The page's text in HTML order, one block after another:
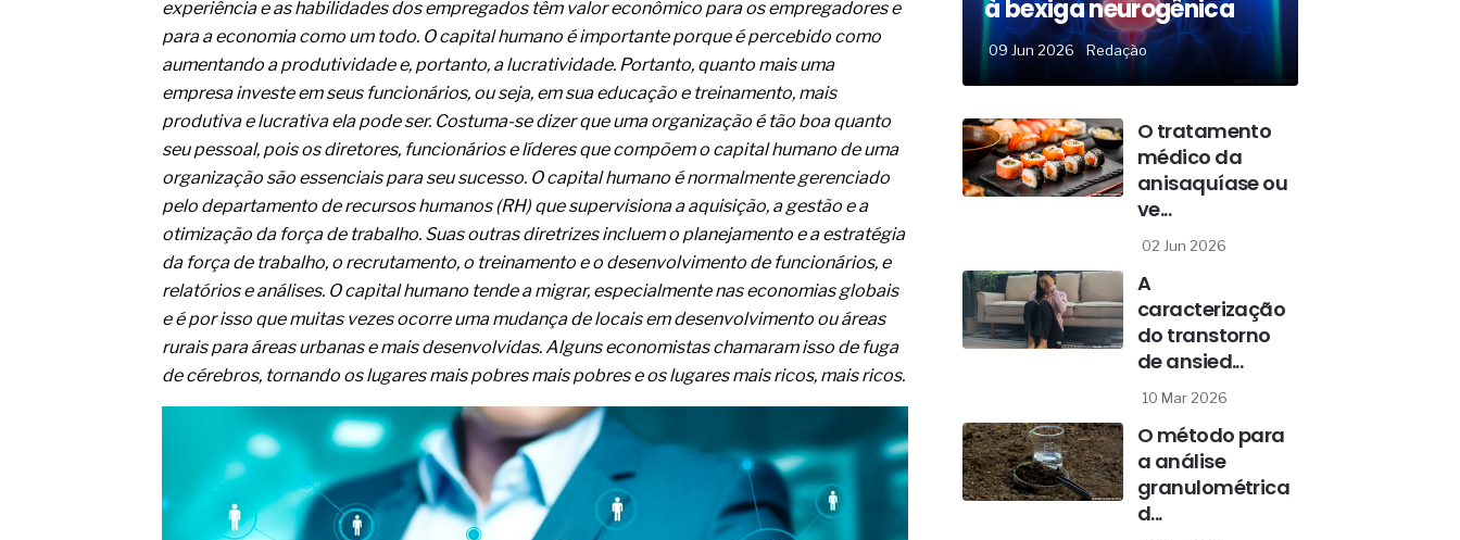
O desenvolvimento de indicadores nas atividades de
governança das organizações
O desenho industrial ganha espaço como estratégia
competitiva nas empresas
cimentícios com fibra de vidro
A próxima vantagem competitiva não está no modelo de IA
A IA elevou a régua do comprador B2B e a venda complexa
ficou ainda mais humana
experiência e as habilidades dos empregados têm valor econômico para os empregadores e
para a economia como um todo. O capital humano é importante porque é percebido como
aumentando a produtividade e, portanto, a lucratividade. Portanto, quanto mais uma
empresa investe em seus funcionários, ou seja, em sua educação e treinamento, mais
produtiva e lucrativa ela pode ser. Costuma-se dizer que uma organização é tão boa quanto
seu pessoal, pois os diretores, funcionários e líderes que compõem o capital humano de uma
organização são essenciais para seu sucesso. O capital humano é normalmente gerenciado
pelo departamento de recursos humanos (RH) que supervisiona a aquisição, a gestão e a
otimização da força de trabalho. Suas outras diretrizes incluem o planejamento e a estratégia
da força de trabalho, o recrutamento, o treinamento e o desenvolvimento de funcionários, e
relatórios e análises. O capital humano tende a migrar, especialmente nas economias globais
e é por isso que muitas vezes ocorre uma mudança de locais em desenvolvimento ou áreas
rurais para áreas urbanas e mais desenvolvidas. Alguns economistas chamaram isso de fuga
de cérebros, tornando os lugares mais pobres mais pobres e os lugares mais ricos, mais ricos.
à bexiga neurogênica
09 Jun 2026 Redação
O tratamento
médico da
anisaquíase ou
ve...
02 Jun 2026
A
caracterização
do transtorno
de ansied...
10 Mar 2026
O método para
a análise
granulométrica
d...